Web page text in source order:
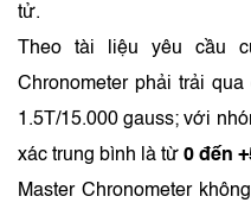
tử.
Theo tài liệu yêu cầu
Chronometer phải trải
1.5T/15.000 gauss; với
xác trung bình là từ 0 đến
Master Chronometer